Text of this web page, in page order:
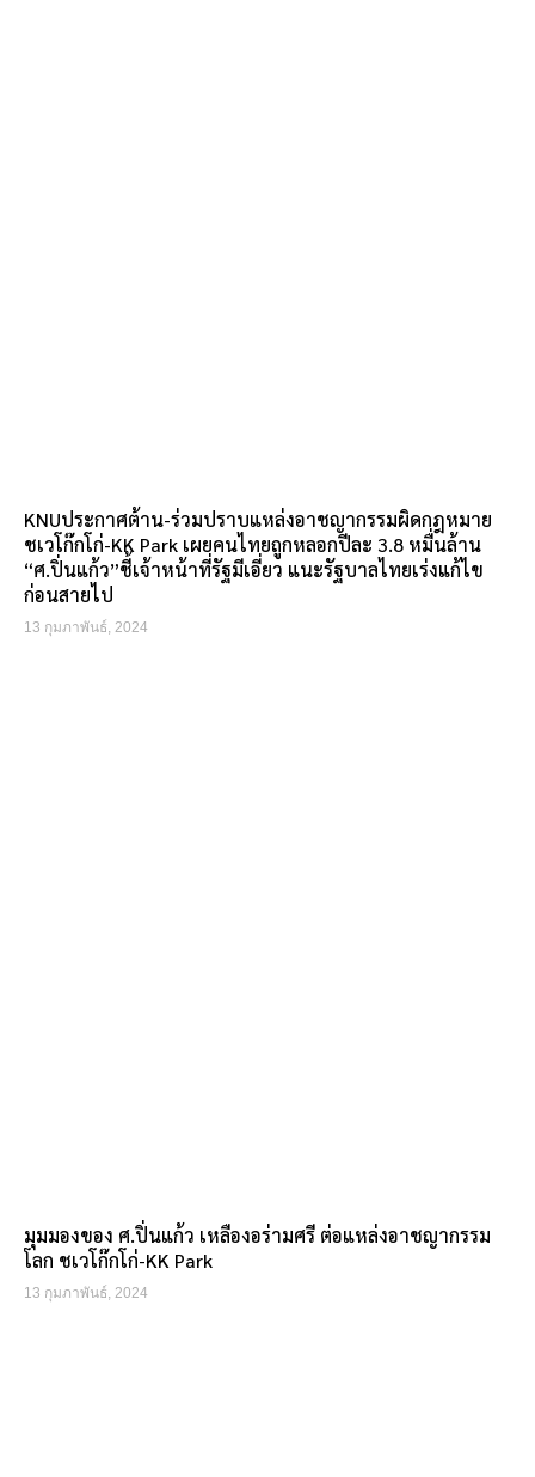
KNUประกาศต้าน-ร่วมปราบแหล่งอาชญากรรมผิดกฎหมาย
ชเวโก๊กโก่-KK Park เผยคนไทยถูกหลอกปีละ 3.8 หมื่นล้าน
“ศ.ปิ่นแก้ว”ชี้เจ้าหน้าที่รัฐมีเอี่ยว แนะรัฐบาลไทยเร่งแก้ไข
ก่อนสายไป
13 กุมภาพันธ์, 2024
มุมมองของ ศ.ปิ่นแก้ว เหลืองอร่ามศรี ต่อแหล่งอาชญากรรม
โลก ชเวโก๊กโก่-KK Park
13 กุมภาพันธ์, 2024